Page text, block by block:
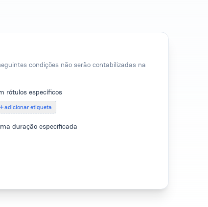
condições não serão contabilizadas na
rótulos específicos
adicionar etiqueta
duração especificada